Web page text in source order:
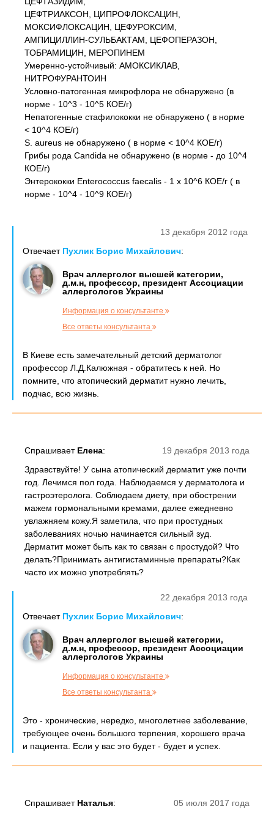
ЦЕФТРИАКСОН, ЦИПРОФЛОКСАЦИН,
МОКСИФЛОКСАЦИН, ЦЕФУРОКСИМ,
АМПИЦИЛЛИН-СУЛЬБАКТАМ, ЦЕФОПЕРАЗОН,
ТОБРАМИЦИН, МЕРОПИНЕМ
Умеренно-устойчивый: АМОКСИКЛАВ,
НИТРОФУРАНТОИН
Условно-патогенная микрофлора не обнаружено (в
норме - 10^3 - 10^5 КОЕ/г)
Непатогенные стафилококки не обнаружено ( в норме
< 10^4 КОЕ/г)
S. aureus не обнаружено ( в норме < 10^4 КОЕ/г)
Грибы рода Candida не обнаружено (в норме - до 10^4
КОЕ/г)
Энтерококки Enterococcus faecalis - 1 x 10^6 КОЕ/г ( в
норме - 10^4 - 10^9 КОЕ/г)
13 декабря 2012 года
Отвечает Пухлик Борис Михайлович:
Врач аллерголог высшей категории,
д.м.н, профессор, президент Ассоциации
аллергологов Украины
Информация о консультанте
Все ответы консультанта
В Киеве есть замечательный детский дерматолог
профессор Л.Д.Калюжная - обратитесь к ней. Но
помните, что атопический дерматит нужно лечить,
подчас, всю жизнь.
19 декабря 2013 года
Спрашивает Елена:
Здравствуйте! У сына атопический дерматит уже почти
год. Лечимся пол года. Наблюдаемся у дерматолога и
гастроэтеролога. Соблюдаем диету, при обострении
мажем гормональными кремами, далее ежедневно
увлажняем кожу.Я заметила, что при простудных
заболеваниях ночью начинается сильный зуд.
Дерматит может быть как то связан с простудой? Что
делать?Принимать антигистаминные препараты?Как
часто их можно употреблять?
22 декабря 2013 года
Отвечает Пухлик Борис Михайлович:
Врач аллерголог высшей категории,
д.м.н, профессор, президент Ассоциации
аллергологов Украины
Информация о консультанте
Все ответы консультанта
Это - хронические, нередко, многолетнее заболевание,
требующее очень большого терпения, хорошего врача
и пациента. Если у вас это будет - будет и успех.
05 июля 2017 года
Спрашивает Наталья: